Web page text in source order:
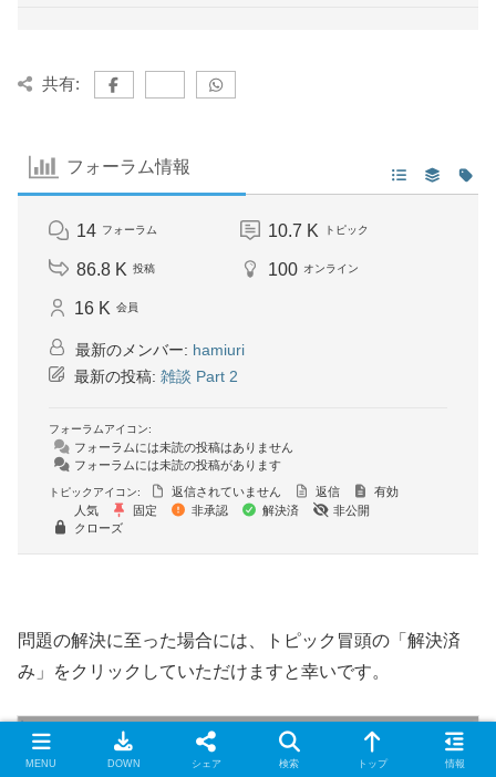
共有:
フォーラム情報
14 フォーラム 10.7 K トピック
86.8 K 投稿 100 オンライン
16 K 会員
最新のメンバー: hamiuri
最新の投稿: 雑談 Part 2
フォーラムアイコン:
フォーラムには未読の投稿はありません
フォーラムには未読の投稿があります
トピックアイコン: 返信されていません 返信
有効
人気
固定 非承認 解決済
非公開
クローズ
問題の解決に至った場合には、トピック冒頭の「解決済
み」をクリックしていただけますと幸いです。
MENU DOWN シェア 検索 トップ 情報